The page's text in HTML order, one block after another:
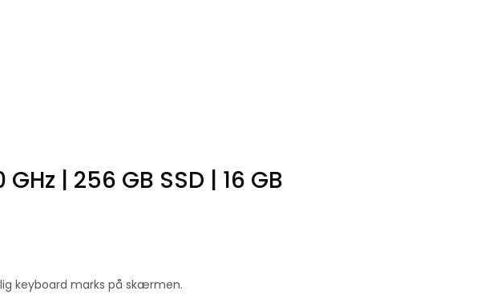
| 256 GB SSD | 16 GB
keyboard marks på skærmen.